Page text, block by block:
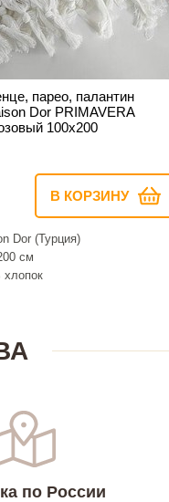
парео, палантин
Dor PRIMAVERA
100х200
В КОРЗИНУ
Dor (Турция)
см
хлопок
по России